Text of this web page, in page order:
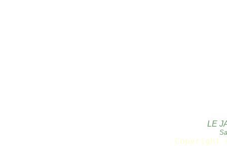
LE
Copyright